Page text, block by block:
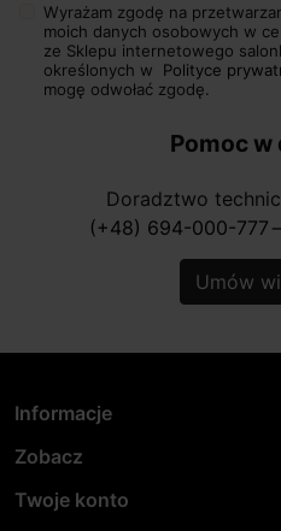
Wyrażam zgodę na
moich danych osobowych w
ze Sklepu internetowego
określonych w Polityce
mogę odwołać zgodę.
Pomoc w
Doradztwo
(+48) 694-000-777
Umów
Informacje
Zobacz
Twoje konto